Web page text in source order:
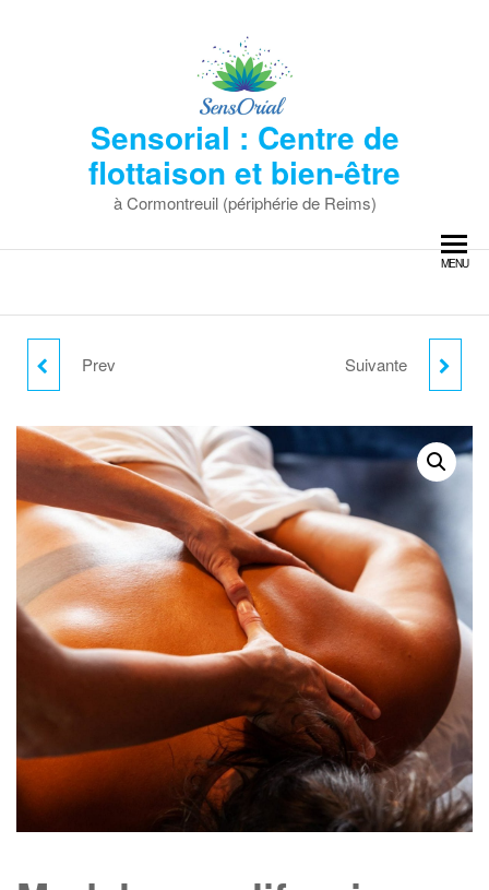
Sensorial : Centre de
flottaison et bien-être
à Cormontreuil (périphérie de Reims)
MENU
MODELAGE AUX
PRÉCIEUSES - 60
MINUTES
Prev MODELAGE 30
DEUX" PARENT /
ENFANT (6-8 ANS)
Suivante